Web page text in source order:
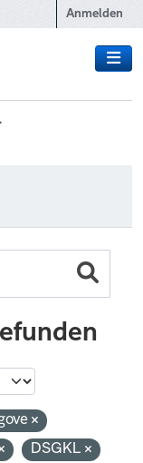
Anmelden
DSGKL